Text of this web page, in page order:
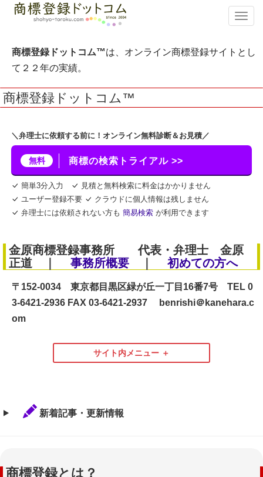
T
o
g
n
v
a
商標登録ドットコム™は、オンライン商標登録サイトとし
て２２年の実績。
商標登録ドットコム™
＼弁理士に依頼する前に！オンライン無料診断＆お見積／
無料 商標の検索トライアル >>
簡単3分入力
見積と無料検索に料金はかかりません
ユーザー登録不要
クラウドに個人情報は残しません
弁理士には依頼されない方も 簡易検索 が利用できます
金原商標登録事務所 代表・弁理士 金原
正道 ｜
事務所概要 初めての方へ
〒152-0034 東京都目黒区緑が丘一丁目16番7号 TEL 0
3-6421-2936 FAX 03-6421-2937 benrishi＠kanehara.c
om
サイト内メニュー
新着記事・更新情報
商標登録とは？